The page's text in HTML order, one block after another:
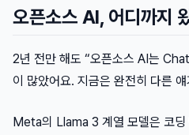
오픈소스 AI, 어디까지
2년 전만 해도 “오픈소스 AI는
이 많았어요. 지금은 완전히 다른
Meta의 Llama 3 계열 모델은 코